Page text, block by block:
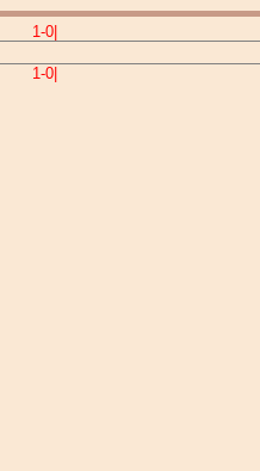
1-0|
1-0|